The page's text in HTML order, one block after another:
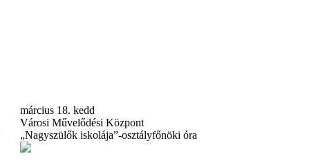
március 18. kedd
Városi Művelődési Központ
„Nagyszülők iskolája”-osztályfőnöki óra